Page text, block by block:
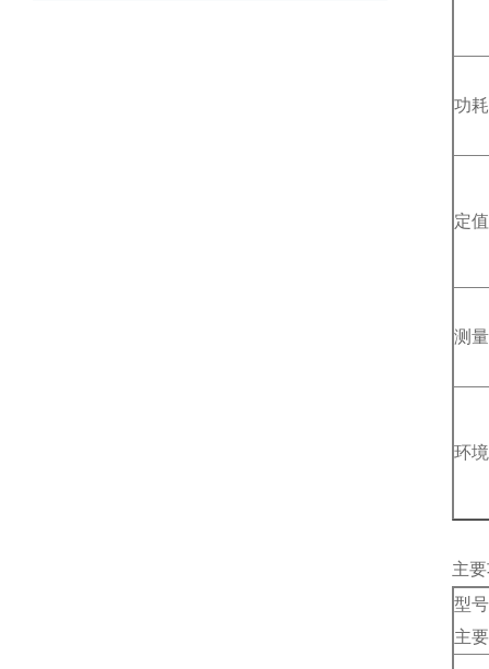
功耗
定
测
环
主
型号
主